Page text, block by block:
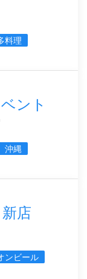
料理
ント
沖縄
店
ンビール